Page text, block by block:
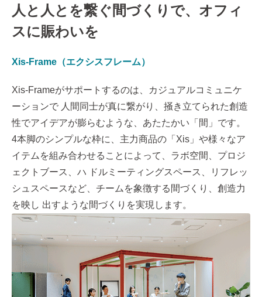
人と人とを繋ぐ間づくりで、オフィ
スに賑わいを
Xis-Frame（エクシスフレーム）
Xis-Frameがサポートするのは、カジュアルコミュニケ
ーションで 人間同士が真に繋がり、掻き立てられた創造
性でアイデアが膨らむような、あたたかい「間」です。
4本脚のシンプルな枠に、主力商品の「Xis」や様々なア
イテムを組み合わせることによって、ラボ空間、プロジ
ェクトブース、ハ ドルミーティングスペース、リフレッ
シュスペースなど、チームを象徴する間づくり、創造力
を映し 出すような間づくりを実現します。